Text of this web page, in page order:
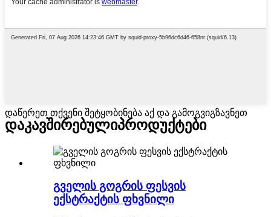
დაწერეთ თქვენი შეტყობინება აქ და გამოგვიგზავნეთ
დაკავშირებულიპროდუქტები
გველის გოგრის ფესვის
ექსტრაქტის ფხვნილი